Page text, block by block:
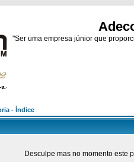
"Ser uma empresa júnior que
- Índice
Desculpe mas no momento este